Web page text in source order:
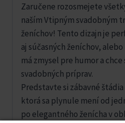
Zaručene rozosmejete
naším Vtipným svadobným
ženíchov! Tento dizajn je
aj súčasných ženíchov,
má zmysel pre humor a
svadobných príprav.
Predstavte si zábavné
ktorá sa plynule mení od
po elegantného ženícha v